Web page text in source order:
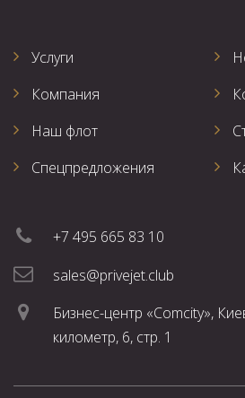
Услуги
Компания
Наш флот
Спецпредложения
+7 495 665 83 10
sales@privejet.club
Бизнес-центр «Comcity»,
километр, 6, стр. 1